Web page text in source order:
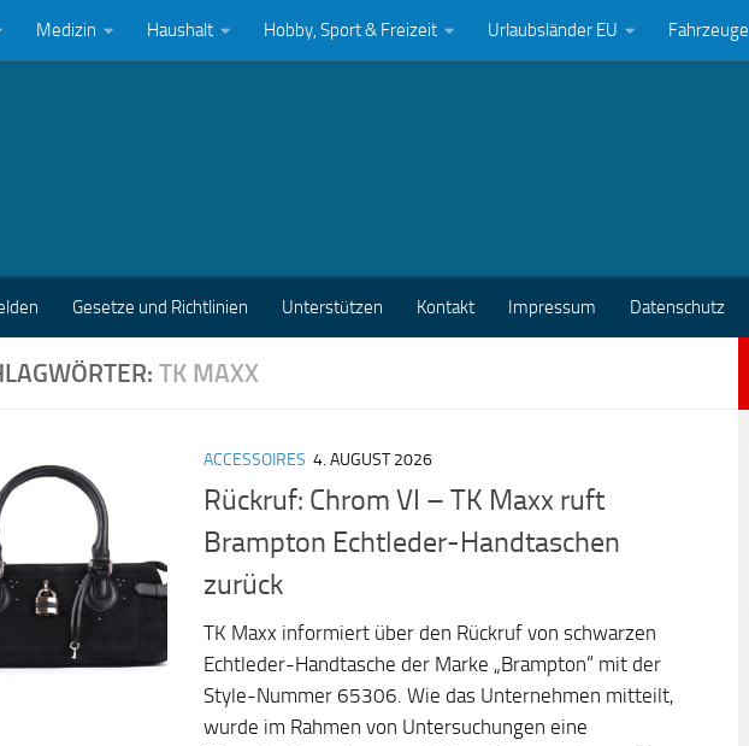
Medizin Haushalt Hobby, Sport & Freizeit Urlaubsländer EU Fahrzeuge
Gesetze und Richtlinien Unterstützen Kontakt Impressum Datenschutz
TK MAXX
ACCESSOIRES 4. AUGUST 2026
Rückruf: Chrom VI – TK Maxx ruft
Brampton Echtleder-Handtaschen
zurück
TK Maxx informiert über den Rückruf von schwarzen
Echtleder-Handtasche der Marke „Brampton“ mit der
Style-Nummer 65306. Wie das Unternehmen mitteilt,
wurde im Rahmen von Untersuchungen eine